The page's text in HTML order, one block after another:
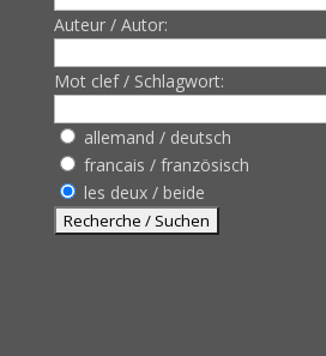
Auteur / Autor:
Mot clef / Schlagwort:
allemand / deutsch
francais / französisch
les deux / beide